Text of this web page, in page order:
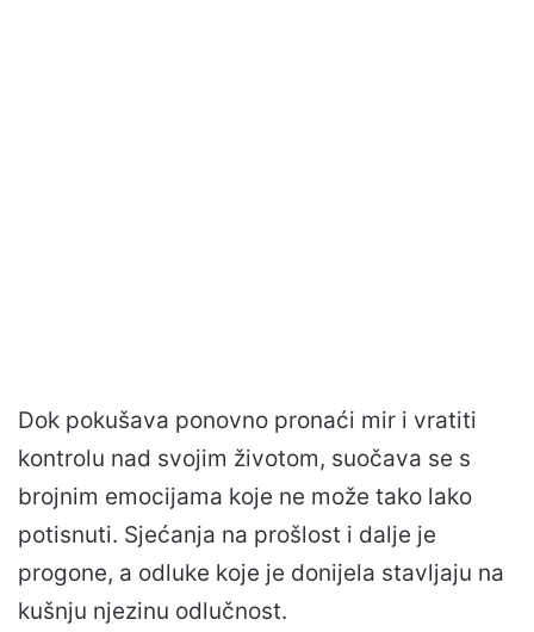
Dok pokušava ponovno pronaći mir i vratiti
kontrolu nad svojim životom, suočava se s
brojnim emocijama koje ne može tako lako
potisnuti. Sjećanja na prošlost i dalje je
progone, a odluke koje je donijela stavljaju na
kušnju njezinu odlučnost.